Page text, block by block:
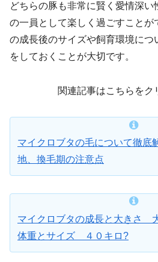
どちらの豚も非常に賢く愛情深
の一員として楽しく過ごすことが
の成長後のサイズや飼育環境につ
をしておくことが大切です。
関連記事はこちらをク
マイクロブタの毛について徹底
地、換毛期の注意点
マイクロブタの成長と大きさ
体重とサイズ ４０キロ?